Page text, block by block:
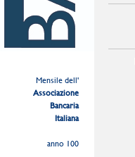
Mensile dell'
Associazione
Bancaria
Italiana
anno 100